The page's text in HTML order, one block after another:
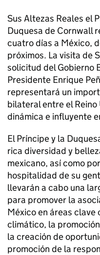
Sus Altezas Reales el
Duquesa de Cornwall
cuatro días a México,
próximos. La visita de
solicitud del Gobierno
Presidente Enrique
representará un
bilateral entre el Reino
dinámica e influyente
El Príncipe y la
rica diversidad y
mexicano, así como
hospitalidad de su
llevarán a cabo una
para promover la
México en áreas clave
climático, la
la creación de
promoción de la